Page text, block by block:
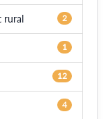
rural 2
1
12
4